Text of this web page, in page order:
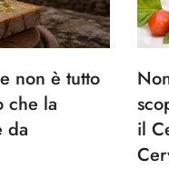
non è tutto
che la
da
il